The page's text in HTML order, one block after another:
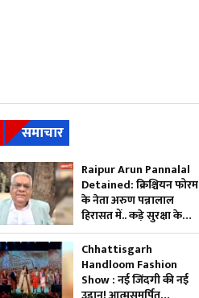
समाचार
Raipur Arun Pannalal
Detained: क्रिश्चियन फोरम
के नेता अरुण पन्नालाल
हिरासत में.. कड़े सुरक्षा के
बीच थाने ले गई पुलिस, जानें
क्या है आरोप
Chhattisgarh
Handloom Fashion
Show : नई जिंदगी की नई